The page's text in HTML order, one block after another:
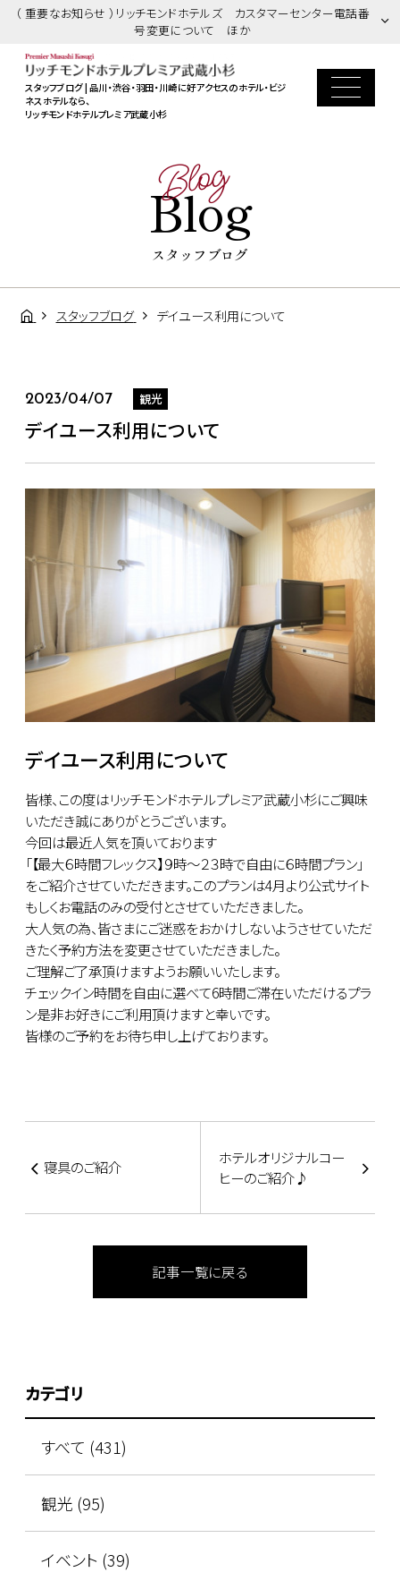
（ 重要なお知らせ ）リッチモンドホテルズ カスタマーセンター電話番
号変更について ほか
スタッフブログ | 品川・渋谷・羽田・川崎に好アクセスのホテル・ビジ
ネスホテルなら、
リッチモンドホテルプレミア武蔵小杉
Blog
Blog
スタッフブログ
スタッフブログ デイユース利用について
2023/04/07 観光
デイユース利用について
デイユース利用について
皆様、この度はリッチモンドホテルプレミア武蔵小杉にご興味
いただき誠にありがとうございます。
今回は最近人気を頂いております
「【最大６時間フレックス】９時～２３時で自由に６時間プラン」
をご紹介させていただきます。このプランは4月より公式サイト
もしくお電話のみの受付とさせていただきました。
大人気の為、皆さまにご迷惑をおかけしないようさせていただ
きたく予約方法を変更させていただきました。
ご理解ご了承頂けますようお願いいたします。
チェックイン時間を自由に選べて6時間ご滞在いただけるプラ
ン是非お好きにご利用頂けますと幸いです。
皆様のご予約をお待ち申し上げております。
寝具のご紹介
ホテルオリジナルコー
ヒーのご紹介♪
記事一覧に戻る
カテゴリ
すべて (431)
観光 (95)
イベント (39)